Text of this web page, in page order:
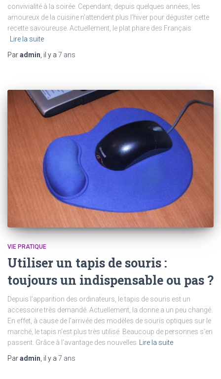
convivialité à la soirée. Cependant, depuis quelques années, les
amoureux de la cuisine n’attendent plus l’hiver pour déguster cette
recette savoureuse. Actuellement, le plat phare des Français
Lire la suite
Paradmin , il y a 7 ans
VIE PRATIQUE
Utiliser un tapis de souris :
toujours un indispensable ou pas ?
Depuis l’apparition des ordinateurs, le tapis de souris est un
accessoire très demandé. Actuellement, la donne a un peu changé.
En effet, à cause de l’arrivée des modèles de souris optiques sur le
marché, le tapis n’est plus très utilisé. Beaucoup de personnes s’en
passent. Grâce à l’avantage des nouvelles Lire la suite
Paradmin , il y a 7 ans